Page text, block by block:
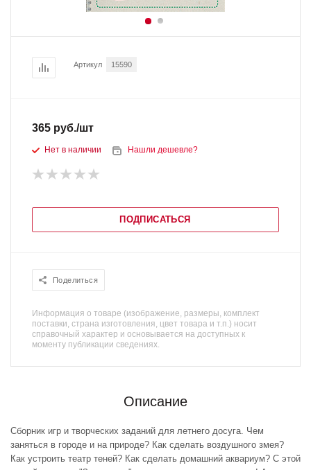
Артикул 15590
365 руб./шт
Нет в наличии Нашли дешевле?
ПОДПИСАТЬСЯ
Поделиться
Информация о товаре (изображение, размеры, комплект
поставки, страна изготовления, цвет товара и т.п.) носит
справочный характер и основывается на доступных к
моменту публикации сведениях.
Описание
Сборник игр и творческих заданий для летнего досуга. Чем
заняться в городе и на природе? Как сделать воздушного змея?
Как устроить театр теней? Как сделать домашний аквариум? С этой